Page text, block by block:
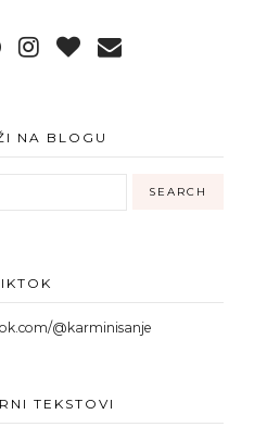
NA BLOGU
@karminisanje
TEKSTOVI